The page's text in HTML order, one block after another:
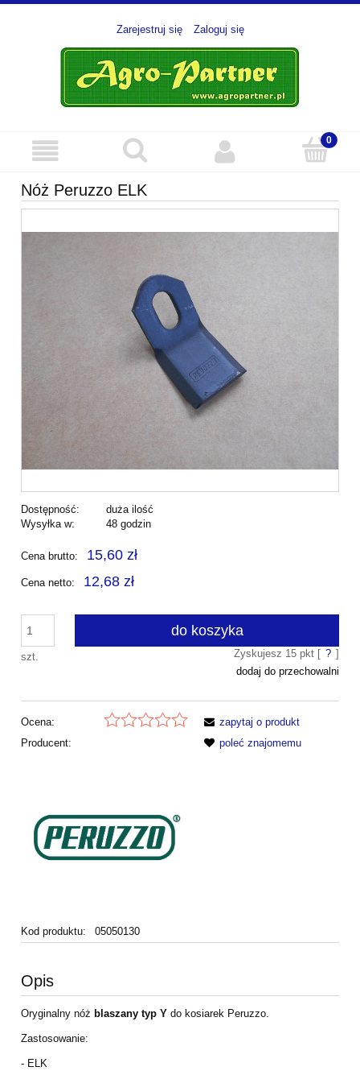
Zarejestruj się Zaloguj się
Nóż Peruzzo ELK
Dostępność:
duża ilość
Wysyłka w:
48 godzin
Cena brutto: 15,60 zł
Cena netto: 12,68 zł
szt.
do koszyka
Zyskujesz 15pkt [ ? ]
dodaj do przechowalni
Ocena:
Producent:
Kod produktu: 05050130
zapytaj o produkt
poleć znajomemu
Opis
Oryginalny nóż blaszany typ Y do kosiarek Peruzzo.
Zastosowanie:
- ELK